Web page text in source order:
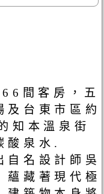
間客房，五
及台東市區約
知本溫泉街
碳酸泉水.
名設計師吳
蘊藏著現代極